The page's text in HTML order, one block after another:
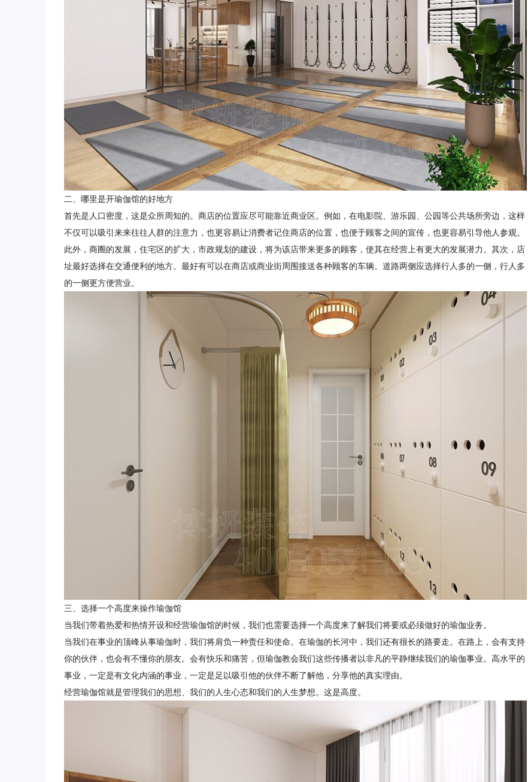
二、哪里是开瑜伽馆的好地方
首先是人口密度，这是众所周知的。商店的位置应尽可能靠近商业区。例如，在电影院、游乐园、公园等公共场所旁边，这样
不仅可以吸引来来往往人群的注意力，也更容易让消费者记住商店的位置，也便于顾客之间的宣传，也更容易引导他人参观。
此外，商圈的发展，住宅区的扩大，市政规划的建设，将为该店带来更多的顾客，使其在经营上有更大的发展潜力。其次，店
址最好选择在交通便利的地方。最好有可以在商店或商业街周围接送各种顾客的车辆。道路两侧应选择行人多的一侧，行人多
的一侧更方便营业。
三、选择一个高度来操作瑜伽馆
当我们带着热爱和热情开设和经营瑜伽馆的时候，我们也需要选择一个高度来了解我们将要或必须做好的瑜伽业务。
当我们在事业的顶峰从事瑜伽时，我们将肩负一种责任和使命。在瑜伽的长河中，我们还有很长的路要走。在路上，会有支持
你的伙伴，也会有不懂你的朋友。会有快乐和痛苦，但瑜伽教会我们这些传播者以非凡的平静继续我们的瑜伽事业。高水平的
事业，一定是有文化内涵的事业，一定是足以吸引他的伙伴不断了解他，分享他的真实理由。
经营瑜伽馆就是管理我们的思想、我们的人生心态和我们的人生梦想。这是高度。